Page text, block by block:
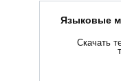
Языковые
Скачать